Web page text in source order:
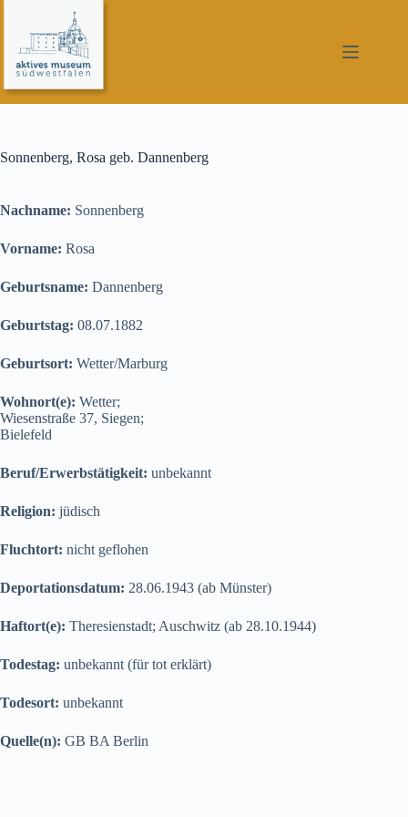
springen
Sonnenberg, Rosa geb. Dannenberg
Nachname: Sonnenberg
Vorname: Rosa
Geburtsname: Dannenberg
Geburtstag: 08.07.1882
Geburtsort: Wetter/Marburg
Wohnort(e): Wetter;
Wiesenstraße 37, Siegen;
Bielefeld
Beruf/Erwerbstätigkeit: unbekannt
Religion: jüdisch
Fluchtort: nicht geflohen
Deportationsdatum: 28.06.1943 (ab Münster)
Haftort(e): Theresienstadt; Auschwitz (ab 28.10.1944)
Todestag: unbekannt (für tot erklärt)
Todesort: unbekannt
Quelle(n): GB BA Berlin